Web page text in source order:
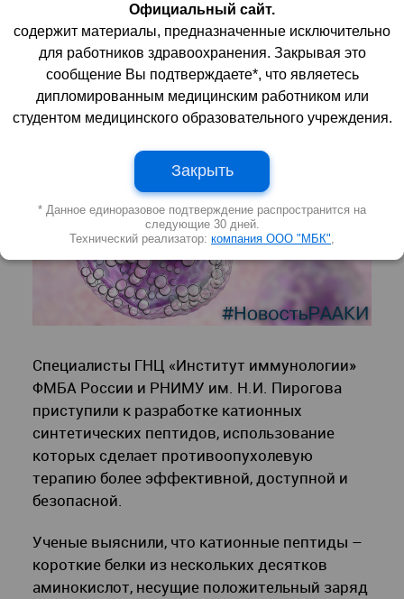
терапии
22 февраля 2023 | 12:00:00 1920 0
Специалисты ГНЦ «Институт иммунологии»
ФМБА России и РНИМУ им. Н.И. Пирогова
приступили к разработке катионных
синтетических пептидов, использование
которых сделает противоопухолевую
терапию более эффективной, доступной и
безопасной.
Ученые выяснили, что катионные пептиды –
короткие белки из нескольких десятков
аминокислот, несущие положительный заряд
Официальный сайт.
содержит материалы, предназначенные исключительно
для работников здравоохранения. Закрывая это
сообщение Вы подтверждаете*, что являетесь
дипломированным медицинским работником или
студентом медицинского образовательного учреждения.
Закрыть
* Данное единоразовое подтверждение распространится на
следующие 30 дней.
Технический реализатор: компания ООО "МБК"